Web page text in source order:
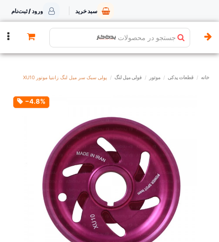
سبد خرید ورود / ثبت‌نام
جستجو در محصولات
خانه قطعات یدکی موتور فولی میل لنگ پولی سبک سر میل لنگ زانتیا موتور XU10
‎−4.8%